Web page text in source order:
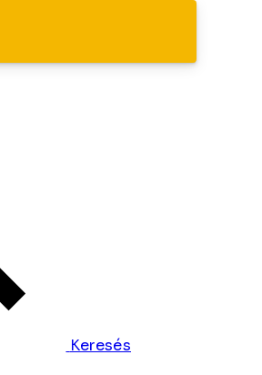
Keresés